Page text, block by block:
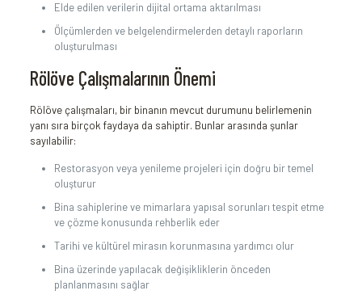
Elde edilen verilerin dijital ortama aktarılması
Ölçümlerden ve belgelendirmelerden detaylı raporların
oluşturulması
Rölöve Çalışmalarının Önemi
Rölöve çalışmaları, bir binanın mevcut durumunu belirlemenin
yanı sıra birçok faydaya da sahiptir. Bunlar arasında şunlar
sayılabilir:
Restorasyon veya yenileme projeleri için doğru bir temel
oluşturur
Bina sahiplerine ve mimarlara yapısal sorunları tespit etme
ve çözme konusunda rehberlik eder
Tarihi ve kültürel mirasın korunmasına yardımcı olur
Bina üzerinde yapılacak değişikliklerin önceden
planlanmasını sağlar